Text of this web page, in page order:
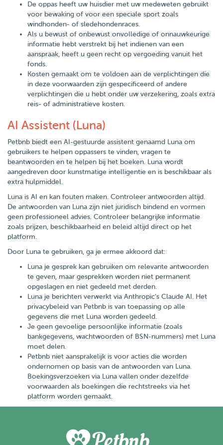
De oppas heeft uw huisdier met uw medeweten gebruikt
voor bewaking of voor een speciale sport zoals
windhonden- of sledehondenraces.
Als u bewust of onbewust onvolledige of onnauwkeurige
informatie hebt verstrekt bij het indienen van een
aanspraak, heeft u geen recht op vergoeding vanuit het
fonds.
Kosten gemaakt om te voldoen aan de verplichtingen die
in deze voorwaarden zijn gespecificeerd of andere
verplichtingen die u hebt onder uw verzekering, zoals extra
reis- of administratieve kosten.
AI Assistent (Luna)
Petbnb biedt een AI-gestuurde assistent genaamd Luna om
gebruikers te helpen oppassers te vinden, vragen te
beantwoorden en te helpen bij het boeken. Luna wordt
aangedreven door kunstmatige intelligentie en is beschikbaar als
extra hulpmiddel.
Luna is AI en kan fouten maken. Controleer antwoorden altijd.
De antwoorden van Luna zijn niet juridisch bindend en vormen
geen professioneel advies. Controleer belangrijke informatie
zoals prijzen, beschikbaarheid en beleid altijd direct op het
platform.
Door Luna te gebruiken, ga je ermee akkoord dat:
Luna je gesprek kan gebruiken om relevante antwoorden
te geven, maar gesprekken worden niet permanent
opgeslagen en niet gedeeld met derden.
Luna je berichten verwerkt via Anthropic's Claude AI. Het
privacybeleid van Petbnb is van toepassing op alle
gegevens die met Luna worden gedeeld.
Je geen gevoelige persoonlijke informatie (zoals
bankgegevens, wachtwoorden of BSN-nummers) met Luna
moet delen.
Petbnb niet aansprakelijk is voor acties die worden
ondernomen op basis van de antwoorden van Luna.
Boekingsverzoeken via Luna vallen onder dezelfde
voorwaarden als boekingen die rechtstreeks via het
platform worden gemaakt.